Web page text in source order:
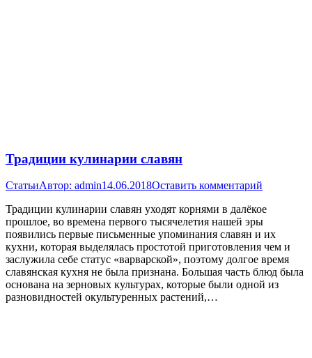
Традиции кулинарии славян
СтатьиАвтор: admin14.06.2018Оставить комментарий
Традиции кулинарии славян уходят корнями в далёкое
прошлое, во времена первого тысячелетия нашей эры
появились первые письменные упоминания славян и их
кухни, которая выделялась простотой приготовления чем и
заслужила себе статус «варварской», поэтому долгое время
славянская кухня не была признана. Большая часть блюд была
основана на зерновых культурах, которые были одной из
разновидностей окультуренных растений,…